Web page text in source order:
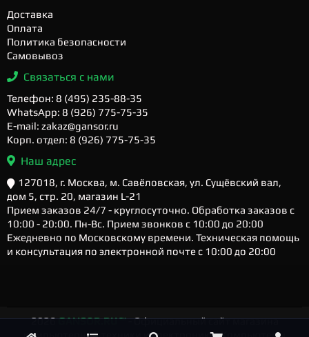
Доставка
Оплата
Политика безопасности
Самовывоз
Связаться с нами
Телефон: 8 (495) 235-88-35
WhatsApp: 8 (926) 775-75-35
E-mail: zakaz@gansor.ru
Корп. отдел: 8 (926) 775-75-35
Наш адрес
127018, г. Москва, м. Савёловская, ул. Сущёвский вал,
дом 5, стр. 20, магазин L-21
Прием заказов 24/7 - круглосуточно. Обработка заказов с
10:00 - 20:00. Пн-Вс. Прием звонков с 10:00 до 20:00
Ежедневно по Московскому времени. Техническая помощь
и консультация по электронной почте с 10:00 до 20:00
2026GANSOR.RU ™- Официальный сайт магазина
компьютерной техники и электроники. Компьютеры